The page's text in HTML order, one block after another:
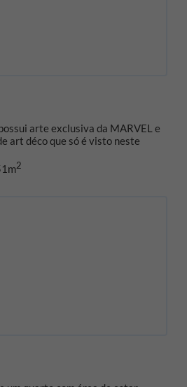
arte exclusiva da MARVEL e
art déco que só é visto neste
2